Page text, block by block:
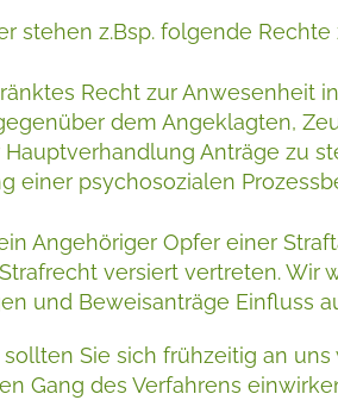
stehen z.Bsp. folgende Rechte
Recht zur Anwesenheit
dem Angeklagten,
Hauptverhandlung Anträge zu
einer psychosozialen
Angehöriger Opfer einer
versiert vertreten. Wir
und Beweisanträge Einfluss
Sie sich frühzeitig an
Gang des Verfahrens